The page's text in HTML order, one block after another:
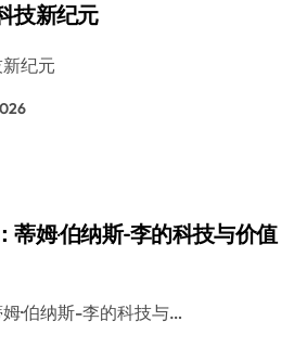
技新纪元
新纪元
蒂姆·伯纳斯-李的科技与价值
姆·伯纳斯-李的科技与…